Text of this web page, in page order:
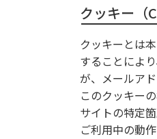
クッキー（
クッキーとは
することによ
が、メールア
このクッキー
サイトの特定
ご利用中の動